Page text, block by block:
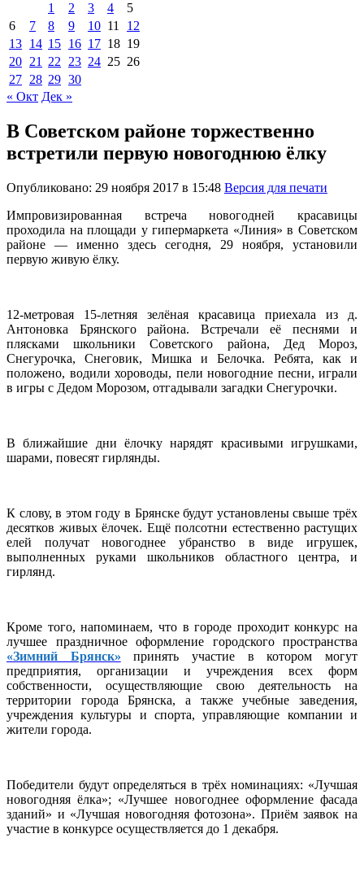
1 2 3 4
5
6
7 8 9 10 11
12
13 14 15 16 17 18 19
20 21 22 23 24 25 26
27 28 29 30
« Окт Дек »
В Советском районе торжественно
встретили первую новогоднюю ёлку
Опубликовано: 29 ноября 2017 в 15:48 Версия для печати
Импровизированная встреча новогодней красавицы
проходила на площади у гипермаркета «Линия» в Советском
районе — именно здесь сегодня, 29 ноября, установили
первую живую ёлку.
12-метровая 15-летняя зелёная красавица приехала из д.
Антоновка Брянского района. Встречали её песнями и
плясками школьники Советского района, Дед Мороз,
Снегурочка, Снеговик, Мишка и Белочка. Ребята, как и
положено, водили хороводы, пели новогодние песни, играли
в игры с Дедом Морозом, отгадывали загадки Снегурочки.
В ближайшие дни ёлочку нарядят красивыми игрушками,
шарами, повесят гирлянды.
К слову, в этом году в Брянске будут установлены свыше трёх
десятков живых ёлочек. Ещё полсотни естественно растущих
елей получат новогоднее убранство в виде игрушек,
выполненных руками школьников областного центра, и
гирлянд.
Кроме того, напоминаем, что в городе проходит конкурс на
лучшее праздничное оформление городского пространства
«Зимний Брянск» принять участие в котором могут
предприятия, организации и учреждения всех форм
собственности, осуществляющие свою деятельность на
территории города Брянска, а также учебные заведения,
учреждения культуры и спорта, управляющие компании и
жители города.
Победители будут определяться в трёх номинациях: «Лучшая
новогодняя ёлка»; «Лучшее новогоднее оформление фасада
зданий» и «Лучшая новогодняя фотозона». Приём заявок на
участие в конкурсе осуществляется до 1 декабря.